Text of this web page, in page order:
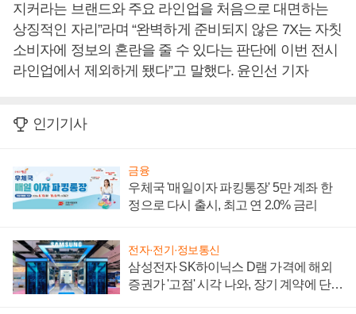
지커라는 브랜드와 주요 라인업을 처음으로 대면하는
상징적인 자리”라며 “완벽하게 준비되지 않은 7X는 자칫
소비자에 정보의 혼란을 줄 수 있다는 판단에 이번 전시
라인업에서 제외하게 됐다”고 말했다. 윤인선 기자
인기기사
금융
우체국 '매일이자 파킹통장' 5만 계좌 한
정으로 다시 출시, 최고 연 2.0% 금리
전자·전기·정보통신
삼성전자 SK하이닉스 D램 가격에 해외
증권가 '고점' 시각 나와, 장기 계약에 단점